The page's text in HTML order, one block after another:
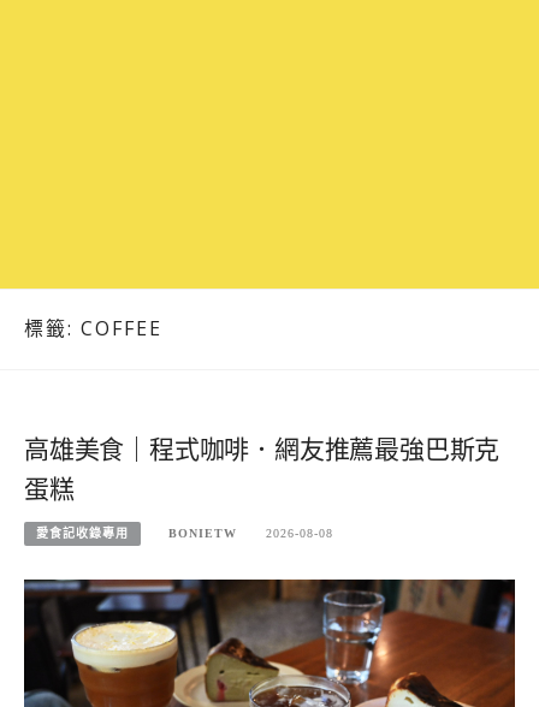
標籤: COFFEE
高雄美食｜程式咖啡．網友推薦最強巴斯克
蛋糕
愛食記收錄專用 BONIETW 2026-08-08